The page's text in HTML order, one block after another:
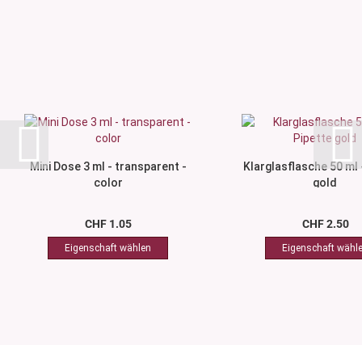
Mini Dose 3 ml - transparent -
color
CHF 1.05
Klarglasflasche 50 ml
gold
CHF 2.50